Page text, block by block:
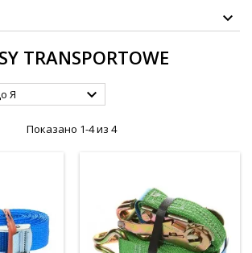
TRANSPORTOWE
Я 
Показано 1-4 из 4